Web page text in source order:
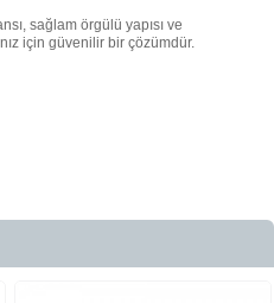
sağlam örgülü yapısı ve
için güvenilir bir çözümdür.